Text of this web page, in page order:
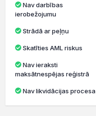
ierobežojumu
Strādā ar peļņu
Skatīties AML riskus
maksātnespējas reģistrā
Nav likvidācijas procesa